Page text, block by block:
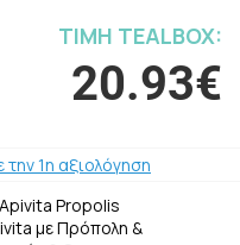
την 1η αξιολόγηση
Propolis
με Πρόπολη &
ΤΙΜH TEALBOX:
20.93€